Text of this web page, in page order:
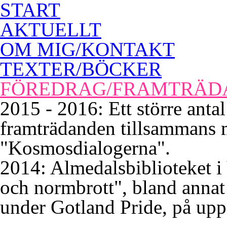
START
AKTUELLT
OM MIG/KONTAKT
TEXTER/BÖCKER
FÖREDRAG/
2015 - 2016: Ett större
framträdanden
"Kosmosdialogerna".
2014: Almedalsbiblioteket
och normbrott", bland
under Gotland Pride, på